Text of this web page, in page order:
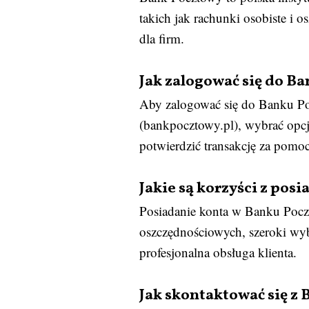
takich jak rachunki osobiste i
dla firm.
Jak zalogować się do
Aby zalogować się do Banku
(bankpocztowy.pl), wybrać
potwierdzić transakcję za
Jakie są korzyści z
Posiadanie konta w Banku
oszczędnościowych, szeroki
profesjonalna obsługa klienta.
Jak skontaktować się